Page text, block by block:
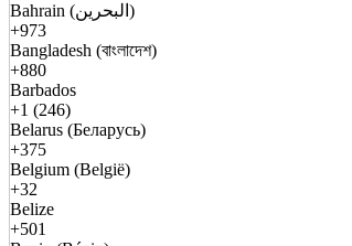
Bahrain (البحرين)
+973
Bangladesh (বাংলাদেশ)
+880
Barbados
+1 (246)
Belarus (Беларусь)
+375
Belgium (België)
+32
Belize
+501